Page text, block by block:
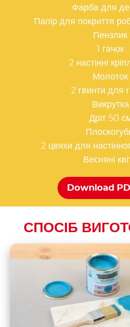
Фарба для
Папір для покриття
Пензлик
1 гачок
2 настінні
Молоток
2 гвинти для
Викрутка
Дріт 50
2 цвяхи для
Весняні
Download
СПОСІБ